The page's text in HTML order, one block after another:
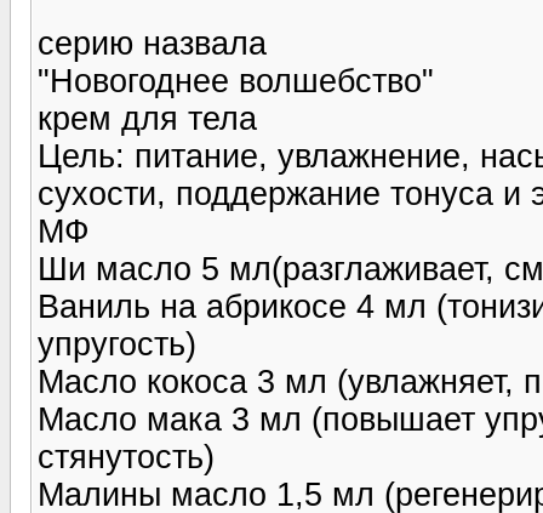
серию назвала
"Новогоднее волшебство"
крем для тела
Цель: питание, увлажнение,
сухости, поддержание тонуса и
МФ
Ши масло 5 мл(разглаживает,
Ваниль на абрикосе 4 мл
упругость)
Масло кокоса 3 мл (увлажняет,
Масло мака 3 мл (повышает
стянутость)
Малины масло 1,5 мл